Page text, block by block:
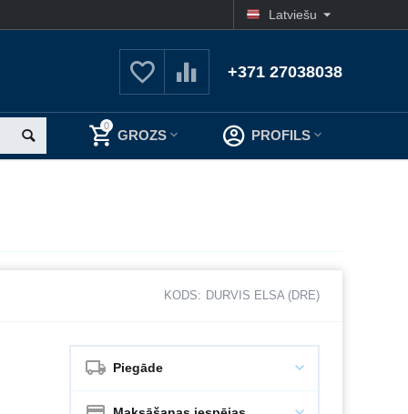
Latviešu
+371 27038038
PROFILS
0
GROZS
KODS: DURVIS ELSA (DRE)
Piegāde